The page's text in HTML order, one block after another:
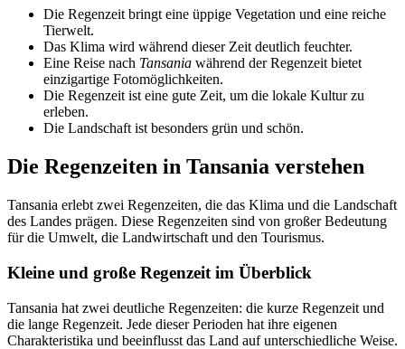
Die Regenzeit bringt eine üppige Vegetation und eine reiche
Tierwelt.
Das Klima wird während dieser Zeit deutlich feuchter.
Eine Reise nach Tansania während der Regenzeit bietet
einzigartige Fotomöglichkeiten.
Die Regenzeit ist eine gute Zeit, um die lokale Kultur zu
erleben.
Die Landschaft ist besonders grün und schön.
Die Regenzeiten in Tansania verstehen
Tansania erlebt zwei Regenzeiten, die das Klima und die Landschaft
des Landes prägen. Diese Regenzeiten sind von großer Bedeutung
für die Umwelt, die Landwirtschaft und den Tourismus.
Kleine und große Regenzeit im Überblick
Tansania hat zwei deutliche Regenzeiten: die kurze Regenzeit und
die lange Regenzeit. Jede dieser Perioden hat ihre eigenen
Charakteristika und beeinflusst das Land auf unterschiedliche Weise.